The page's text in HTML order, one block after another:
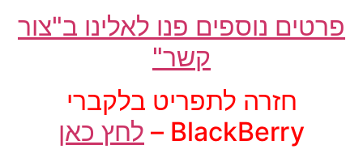
פרטים נוספים פנו לאלינו ב"צור
קשר"
חזרה לתפריט בלקברי
BlackBerry –
לחץ כאן